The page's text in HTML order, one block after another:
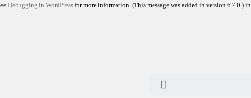
Debugging in WordPress for more information. (This message was added in version 6.7.0.) in